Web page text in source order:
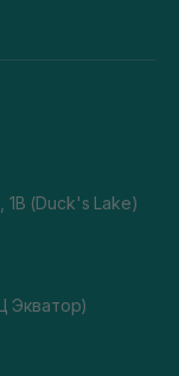
1В (Duck's Lake)
Экватор)